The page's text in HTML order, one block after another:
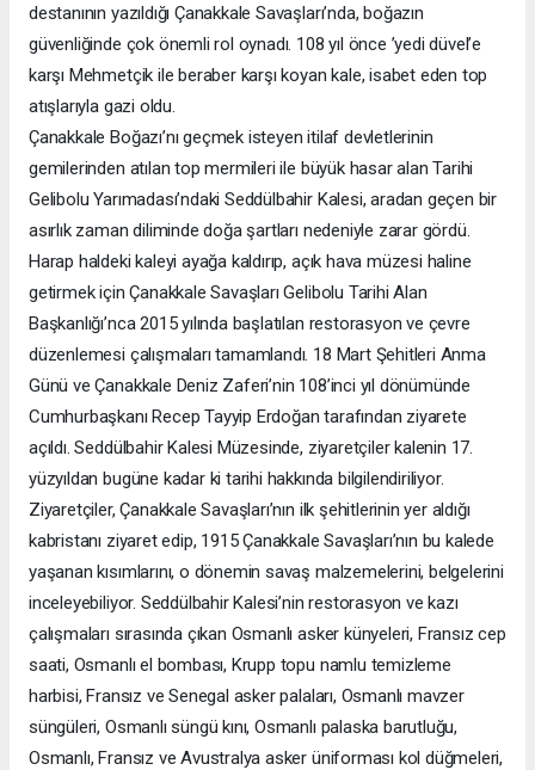
destanının yazıldığı Çanakkale Savaşları’nda, boğazın
güvenliğinde çok önemli rol oynadı. 108 yıl önce ’yedi düvel’e
karşı Mehmetçik ile beraber karşı koyan kale, isabet eden top
atışlarıyla gazi oldu.
Çanakkale Boğazı’nı geçmek isteyen itilaf devletlerinin
gemilerinden atılan top mermileri ile büyük hasar alan Tarihi
Gelibolu Yarımadası’ndaki Seddülbahir Kalesi, aradan geçen bir
asırlık zaman diliminde doğa şartları nedeniyle zarar gördü.
Harap haldeki kaleyi ayağa kaldırıp, açık hava müzesi haline
getirmek için Çanakkale Savaşları Gelibolu Tarihi Alan
Başkanlığı’nca 2015 yılında başlatılan restorasyon ve çevre
düzenlemesi çalışmaları tamamlandı. 18 Mart Şehitleri Anma
Günü ve Çanakkale Deniz Zaferi’nin 108’inci yıl dönümünde
Cumhurbaşkanı Recep Tayyip Erdoğan tarafından ziyarete
açıldı. Seddülbahir Kalesi Müzesinde, ziyaretçiler kalenin 17.
yüzyıldan bugüne kadar ki tarihi hakkında bilgilendiriliyor.
Ziyaretçiler, Çanakkale Savaşları’nın ilk şehitlerinin yer aldığı
kabristanı ziyaret edip, 1915 Çanakkale Savaşları’nın bu kalede
yaşanan kısımlarını, o dönemin savaş malzemelerini, belgelerini
inceleyebiliyor. Seddülbahir Kalesi’nin restorasyon ve kazı
çalışmaları sırasında çıkan Osmanlı asker künyeleri, Fransız cep
saati, Osmanlı el bombası, Krupp topu namlu temizleme
harbisi, Fransız ve Senegal asker palaları, Osmanlı mavzer
süngüleri, Osmanlı süngü kını, Osmanlı palaska barutluğu,
Osmanlı, Fransız ve Avustralya asker üniforması kol düğmeleri,